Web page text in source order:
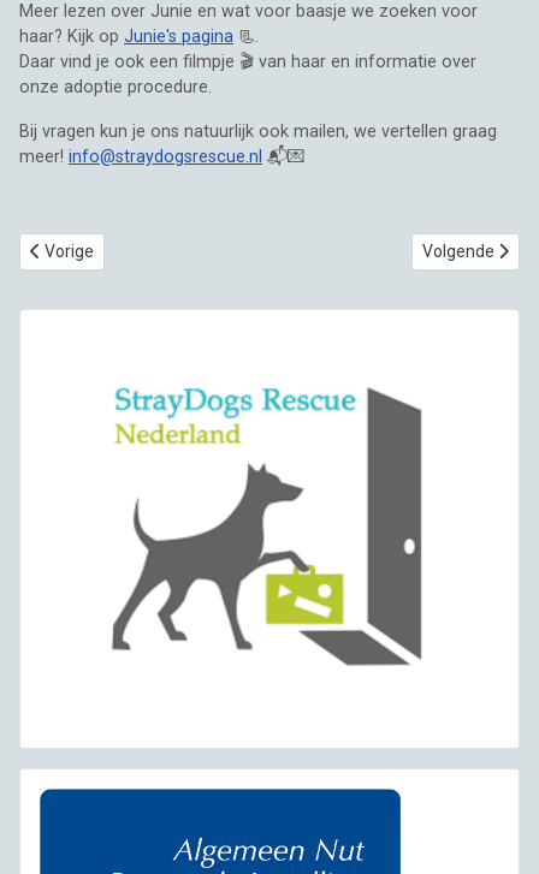
Meer lezen over Junie en wat voor baasje we zoeken voor
haar? Kijk op Junie's pagina 📃.
Daar vind je ook een filmpje 🎬 van haar en informatie over
onze adoptie procedure.
Bij vragen kun je ons natuurlijk ook mailen, we vertellen graag
meer! info@straydogsrescue.nl 📬💌
Vorig artikel: Baasje of gastgezin gezocht 🏡👫, puppy Berry 💖
Vorige Volgende
Volgende